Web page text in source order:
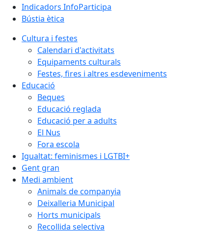
Indicadors InfoParticipa
Bústia ètica
Cultura i festes
Calendari d'activitats
Equipaments culturals
Festes, fires i altres esdeveniments
Educació
Beques
Educació reglada
Educació per a adults
El Nus
Fora escola
Igualtat: feminismes i LGTBI+
Gent gran
Medi ambient
Animals de companyia
Deixalleria Municipal
Horts municipals
Recollida selectiva